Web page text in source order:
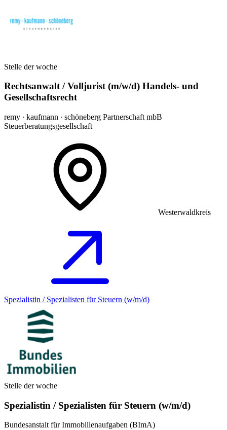
Stelle der woche
Rechtsanwalt / Volljurist (m/w/d) Handels- und
Gesellschaftsrecht
remy ∙ kaufmann ∙ schöneberg Partnerschaft mbB
Steuerberatungsgesellschaft
Westerwaldkreis
Spezialistin / Spezialisten für Steuern (w/m/d)
Stelle der woche
Spezialistin / Spezialisten für Steuern (w/m/d)
Bundesanstalt für Immobilienaufgaben (BImA)